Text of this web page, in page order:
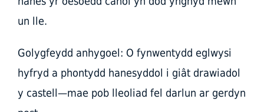
un lle.
Golygfeydd anhygoel: O fynwentydd eglwysi
hyfryd a phontydd hanesyddol i giât drawiadol
y castell—mae pob lleoliad fel darlun ar gerdyn